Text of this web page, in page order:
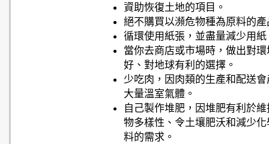
資助恢復土地的項目。
絕不購買以瀕危物種為原料的產
循環使用紙張，並盡量減少用紙
當你去商店或市場時，做出對環
好、對地球有利的選擇。
少吃肉，因肉類的生產和配送會
大量溫室氣體。
自己製作堆肥，因堆肥有利於
物多樣性、令土壤肥沃和減少化
料的需求。